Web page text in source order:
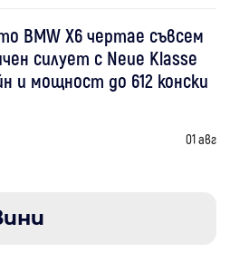
BMW X6 чертае съвсем
силует с Neue Klasse
и мощност до 612 конски
01 авг